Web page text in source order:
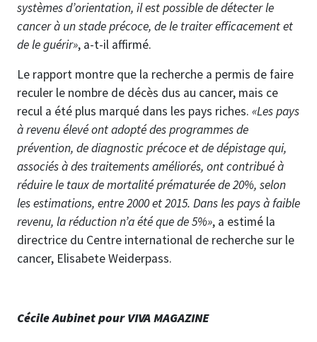
systèmes d’orientation, il est possible de détecter le
cancer à un stade précoce, de le traiter efficacement et
de le guérir», a-t-il affirmé.
Le rapport montre que la recherche a permis de faire
reculer le nombre de décès dus au cancer, mais ce
recul a été plus marqué dans les pays riches. «Les pays
à revenu élevé ont adopté des programmes de
prévention, de diagnostic précoce et de dépistage qui,
associés à des traitements améliorés, ont contribué à
réduire le taux de mortalité prématurée de 20%, selon
les estimations, entre 2000 et 2015. Dans les pays à faible
revenu, la réduction n’a été que de 5%», a estimé la
directrice du Centre international de recherche sur le
cancer, Elisabete Weiderpass.
Cécile Aubinet pour VIVA MAGAZINE